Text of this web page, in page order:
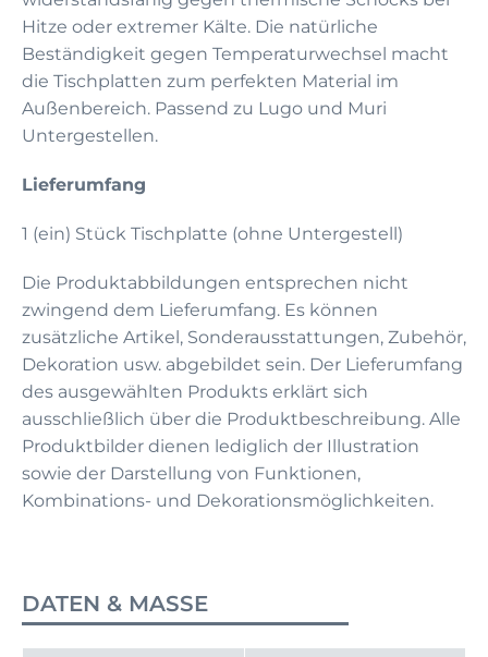
Hitze oder extremer Kälte. Die natürliche
Beständigkeit gegen Temperaturwechsel macht
die Tischplatten zum perfekten Material im
Außenbereich. Passend zu Lugo und Muri
Untergestellen.
Lieferumfang
1 (ein) Stück Tischplatte (ohne Untergestell)
Die Produktabbildungen entsprechen nicht
zwingend dem Lieferumfang. Es können
zusätzliche Artikel, Sonderausstattungen, Zubehör,
Dekoration usw. abgebildet sein. Der Lieferumfang
des ausgewählten Produkts erklärt sich
ausschließlich über die Produktbeschreibung. Alle
Produktbilder dienen lediglich der Illustration
sowie der Darstellung von Funktionen,
Kombinations- und Dekorationsmöglichkeiten.
DATEN & MASSE